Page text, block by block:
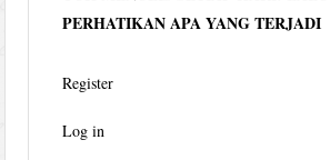
PERHATIKAN APA YANG TERJADI
Register
Log in